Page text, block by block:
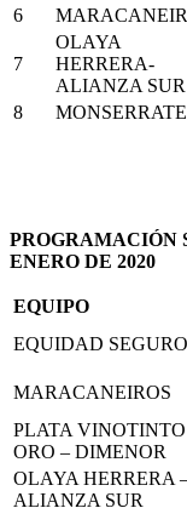
6
7
OLAYA
HERRERA-
ALIANZA SUR
8 MONSERRATE
PROGRAMACIÓN
ENERO DE 2020
EQUIPO
EQUIDAD
MARACANEIROS
PLATA
ORO – DIMENOR
OLAYA HERRERA
ALIANZA SUR